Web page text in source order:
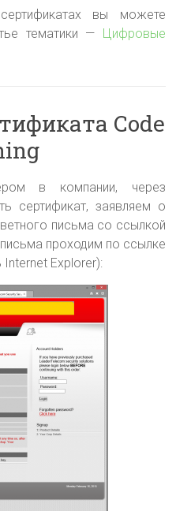
вы можете
тематики — Цифровые
Code
в компании, через
сертификат, заявляем о
письма со ссылкой
проходим по ссылке
Explorer):